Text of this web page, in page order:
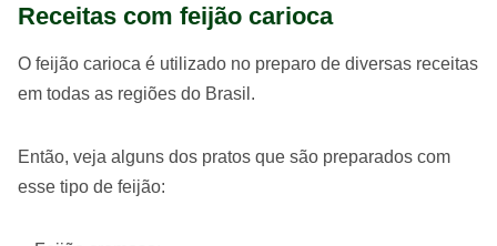
Receitas com feijão carioca
O feijão carioca é utilizado no preparo de diversas receitas
em todas as regiões do Brasil.
Então, veja alguns dos pratos que são preparados com
esse tipo de feijão: